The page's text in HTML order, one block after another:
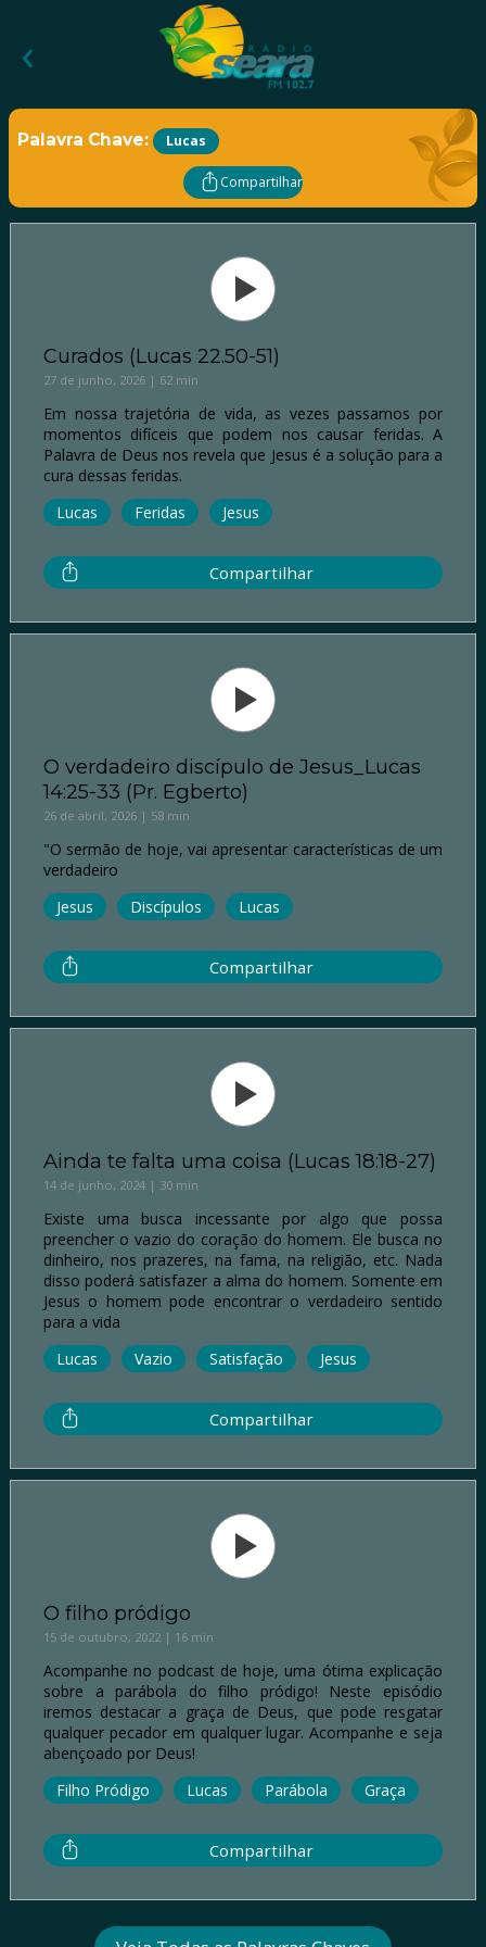
‹
Palavra Chave: Lucas
Compartilhar
Curados (Lucas 22.50-51)
27 de junho, 2026 | 62 min
Em nossa trajetória de vida, as vezes passamos por
momentos difíceis que podem nos causar feridas. A
Palavra de Deus nos revela que Jesus é a solução para a
cura dessas feridas.
Lucas
Feridas Jesus
Compartilhar
O verdadeiro discípulo de Jesus_Lucas
14:25-33 (Pr. Egberto)
26 de abril, 2026 | 58 min
"O sermão de hoje, vai apresentar características de um
verdadeiro
Jesus
Discípulos Lucas
Compartilhar
Ainda te falta uma coisa (Lucas 18:18-27)
14 de junho, 2024 | 30 min
Existe uma busca incessante por algo que possa
preencher o vazio do coração do homem. Ele busca no
dinheiro, nos prazeres, na fama, na religião, etc. Nada
disso poderá satisfazer a alma do homem. Somente em
Jesus o homem pode encontrar o verdadeiro sentido
para a vida
Lucas
Vazio Satisfação Jesus
Compartilhar
O filho pródigo
15 de outubro, 2022 | 16 min
Acompanhe no podcast de hoje, uma ótima explicação
sobre a parábola do filho pródigo! Neste episódio
iremos destacar a graça de Deus, que pode resgatar
qualquer pecador em qualquer lugar. Acompanhe e seja
abençoado por Deus!
Filho Pródigo
Lucas Parábola Graça
Compartilhar